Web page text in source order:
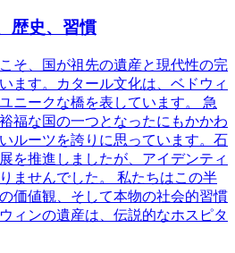
歴史、習慣
そ、国が祖先の遺産と現代性の完
ます。カタール文化は、ベドウィ
ニークな橋を表しています。 急
福な国の一つとなったにもかかわ
ルーツを誇りに思っています。石
を推進しましたが、アイデンティ
ませんでした。 私たちはこの半
価値観、そして本物の社会的習慣
ィンの遺産は、伝説的なホスピタ